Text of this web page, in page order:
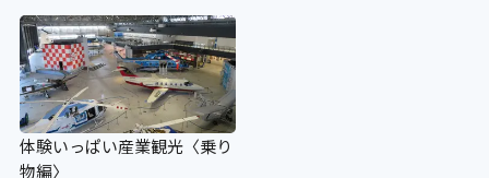
〇
エレベーター音声案内
〇
体験いっぱい産業観光〈乗り
物編〉